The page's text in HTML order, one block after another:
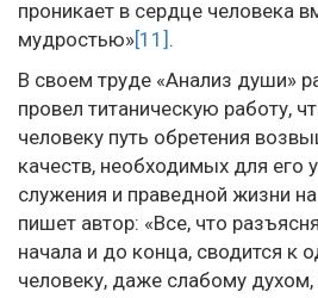
проникает в сердце человека
мудростью»[11] .
В своем труде «Анализ души»
провел титаническую работу,
человеку путь обретения
качеств, необходимых для его
служения и праведной жизни
пишет автор: «Все, что
начала и до конца, сводится к
человеку, даже слабому